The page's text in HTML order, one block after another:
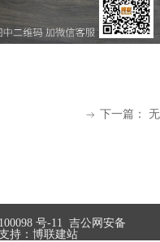
ꁹ 下一篇： 无
号-11 吉公网安备
持：博联建站